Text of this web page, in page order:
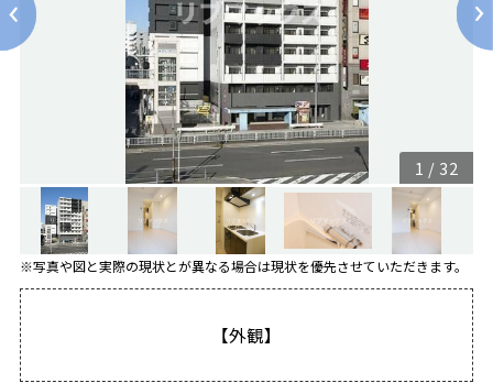
1 / 32
※写真や図と実際の現状とが異なる場合は現状を優先させていただきます。
【外観】